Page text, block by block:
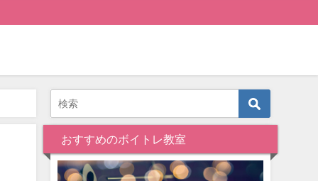
おすすめのボイトレ教室